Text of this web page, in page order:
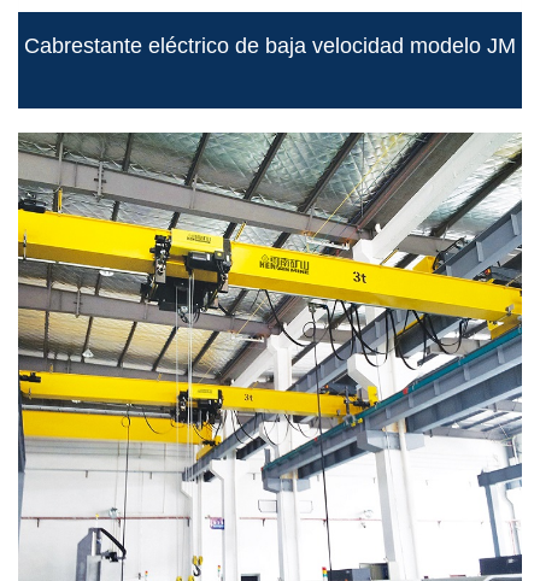
Cabrestante eléctrico de baja velocidad modelo JM